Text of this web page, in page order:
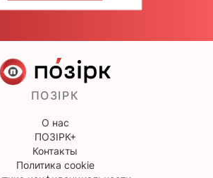
ПОЗІРК
О нас
ПОЗІРК+
Контакты
Политика cookie